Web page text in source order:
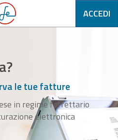
ACCEDI
le tue fatture
in regime forfettario
elettronica